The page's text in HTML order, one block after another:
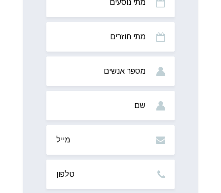
אנשים